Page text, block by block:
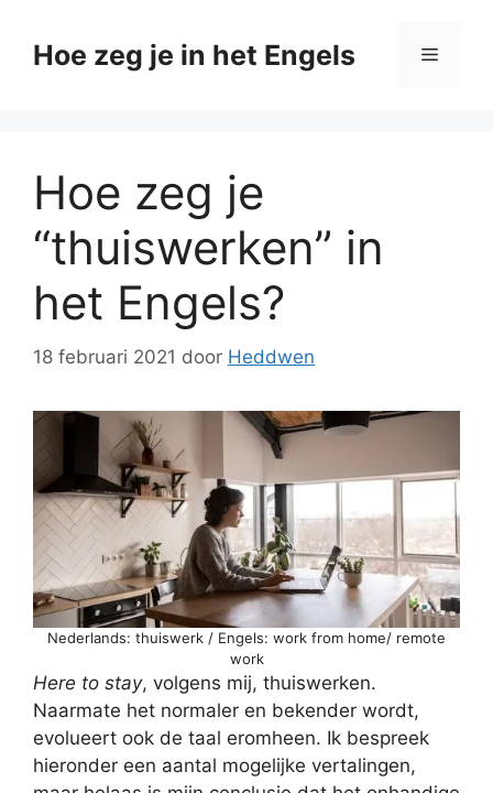
naarHoe zeg je in het Engels Menu
Hoe zeg je
“thuiswerken” in
het Engels?
18 februari 2021 door Heddwen
Nederlands: thuiswerk / Engels: work from home/ remote
work
Here to stay, volgens mij, thuiswerken.
Naarmate het normaler en bekender wordt,
evolueert ook de taal eromheen. Ik bespreek
hieronder een aantal mogelijke vertalingen,